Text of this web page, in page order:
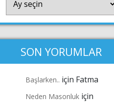
ARŞİVİ
SON YORUMLAR
Başlarken.. için Fatma
Neden Masonlukiçin